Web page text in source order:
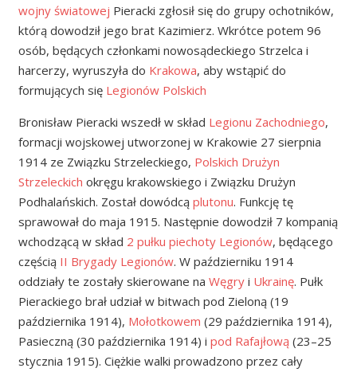
wojny światowej Pieracki zgłosił się do grupy ochotników,
którą dowodził jego brat Kazimierz. Wkrótce potem 96
osób, będących członkami nowosądeckiego Strzelca i
harcerzy, wyruszyła do Krakowa, aby wstąpić do
formujących się Legionów Polskich
Bronisław Pieracki wszedł w skład Legionu Zachodniego,
formacji wojskowej utworzonej w Krakowie 27 sierpnia
1914 ze Związku Strzeleckiego, Polskich Drużyn
Strzeleckich okręgu krakowskiego i Związku Drużyn
Podhalańskich. Został dowódcą plutonu. Funkcję tę
sprawował do maja 1915. Następnie dowodził 7 kompanią
wchodzącą w skład 2 pułku piechoty Legionów, będącego
częścią II Brygady Legionów. W październiku 1914
oddziały te zostały skierowane na Węgryi Ukrainę. Pułk
Pierackiego brał udział w bitwach pod Zieloną (19
października 1914), Mołotkowem (29 października 1914),
Pasieczną (30 października 1914) i pod Rafajłową (23–25
stycznia 1915). Ciężkie walki prowadzono przez cały